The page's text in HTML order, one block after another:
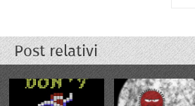
Post relativi